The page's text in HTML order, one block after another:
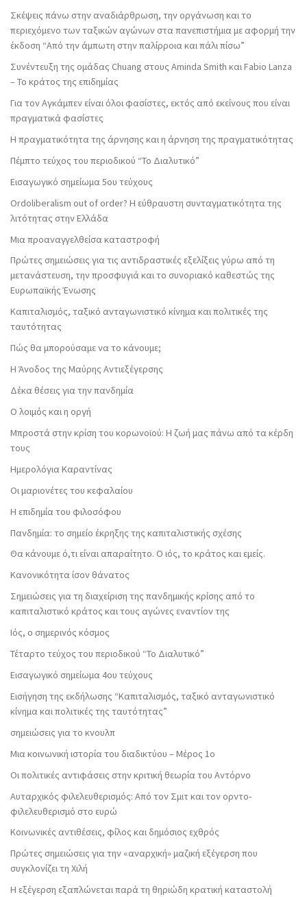
Σκέψεις πάνω στην αναδιάρθρωση, την οργάνωση και το
περιεχόμενο των ταξικών αγώνων στα πανεπιστήμια με αφορμή την
έκδοση “Από την άμπωτη στην παλίρροια και πάλι πίσω”
Συνέντευξη της ομάδας Chuang στους Aminda Smith και Fabio Lanza
– Το κράτος της επιδημίας
Για τον Αγκάμπεν είναι όλοι φασίστες, εκτός από εκείνους που είναι
πραγματικά φασίστες
Η πραγματικότητα της άρνησης και η άρνηση της πραγματικότητας
Πέμπτο τεύχος του περιοδικού “Το Διαλυτικό”
Εισαγωγικό σημείωμα 5ου τεύχους
Ordoliberalism out of order? Η εύθραυστη συνταγματικότητα της
λιτότητας στην Ελλάδα
Μια προαναγγελθείσα καταστροφή
Πρώτες σημειώσεις για τις αντιδραστικές εξελίξεις γύρω από τη
μετανάστευση, την προσφυγιά και το συνοριακό καθεστώς της
Ευρωπαϊκής Ένωσης
Καπιταλισμός, ταξικό ανταγωνιστικό κίνημα και πολιτικές της
ταυτότητας
Πώς θα μπορούσαμε να το κάνουμε;
Η Άνοδος της Μαύρης Αντιεξέγερσης
Δέκα θέσεις για την πανδημία
Ο λοιμός και η οργή
Μπροστά στην κρίση του κορωνοϊού: Η ζωή μας πάνω από τα κέρδη
τους
Ημερολόγια Καραντίνας
Οι μαριονέτες του κεφαλαίου
Η επιδημία του φιλοσόφου
Πανδημία: το σημείο έκρηξης της καπιταλιστικής σχέσης
Θα κάνουμε ό,τι είναι απαραίτητο. Ο ιός, το κράτος και εμείς.
Κανονικότητα ίσον θάνατος
Σημειώσεις για τη διαχείριση της πανδημικής κρίσης από το
καπιταλιστικό κράτος και τους αγώνες εναντίον της
Ιός, ο σημερινός κόσμος
Τέταρτο τεύχος του περιοδικού “Το Διαλυτικό”
Εισαγωγικό σημείωμα 4ου τεύχους
Εισήγηση της εκδήλωσης “Καπιταλισμός, ταξικό ανταγωνιστικό
κίνημα και πολιτικές της ταυτότητας”
σημειώσεις για το κνουλπ
Μια κοινωνική ιστορία του διαδικτύου – Μέρος 1ο
Οι πολιτικές αντιφάσεις στην κριτική θεωρία του Αντόρνο
Αυταρχικός φιλελευθερισμός: Από τον Σμιτ και τον ορντο-
φιλελευθερισμό στο ευρώ
Κοινωνικές αντιθέσεις, φίλος και δημόσιος εχθρός
Πρώτες σημειώσεις για την «αναρχική» μαζική εξέγερση που
συγκλονίζει τη Χιλή
Η εξέγερση εξαπλώνεται παρά τη θηριώδη κρατική καταστολή